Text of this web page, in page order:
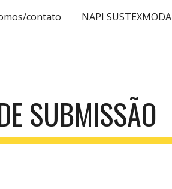
Skip to navigation
contato NAPI SUSTEXMODA
SUBMISSÃO